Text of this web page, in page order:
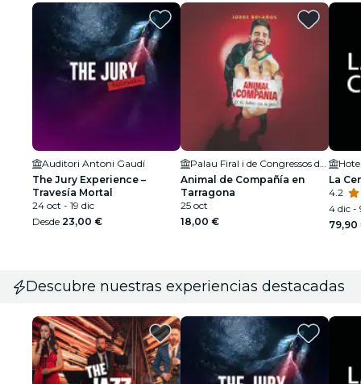
Auditori Antoni Gaudí
The Jury Experience –
Travesía Mortal
24 oct - 19 dic
Desde 23,00 €
Palau Firal i de Congressos de Tarragona
Animal de Compañía en
Tarragona
25 oct
18,00 €
La
4.2
4 dic -
79,90
Descubre nuestras experiencias destacadas